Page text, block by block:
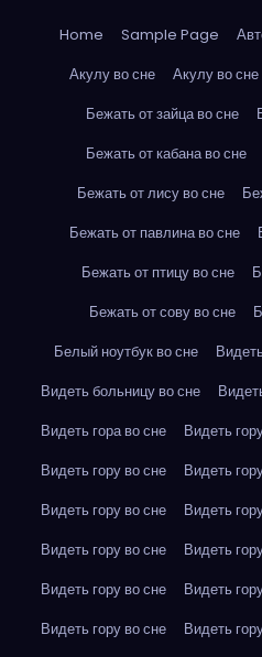
Home Sample Page
Акулу во сне
Акулу во сне
Бежать от зайца во сне
Бежать от кабана во сне
Бежать от лису во сне
Бежать от павлина во сне
Бежать от птицу во сне
Бежать от сову во сне
Белый ноутбук во сне
Видеть больницу во сне
Видеть гора во сне
Видеть
Видеть гору во сне
Видеть
Видеть гору во сне
Видеть
Видеть гору во сне
Видеть
Видеть гору во сне
Видеть
Видеть гору во сне
Видеть